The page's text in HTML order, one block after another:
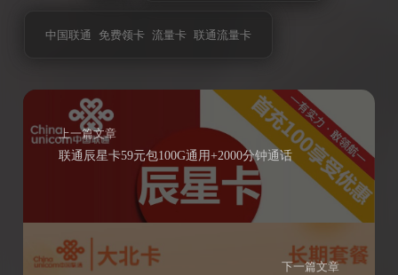
中国联通 免费领卡 流量卡 联通流量卡
上一篇文章
联通辰星卡59元包100G通用+2000分钟通话
下一篇文章